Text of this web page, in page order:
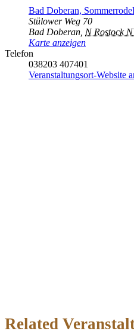
Bad Doberan,
Stülower Weg 70
Bad Doberan N Rostock
Karte anzeigen
Telefon
038203 407401
Veranstaltungsort-Website
Related